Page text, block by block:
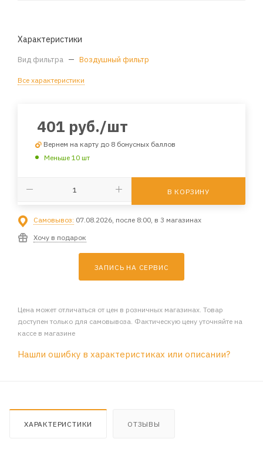
Характеристики
Вид фильтра — Воздушный фильтр
Все характеристики
401 руб./шт
Вернем на карту до 8 бонусных баллов
Меньше 10 шт
В КОРЗИНУ
Самовывоз: 07.08.2026, после 8:00, в 3 магазинах
Хочу в подарок
ЗАПИСЬ НА СЕРВИС
Цена может отличаться от цен в розничных магазинах. Товар
доступен только для самовывоза. Фактическую цену уточняйте на
кассе в магазине
Нашли ошибку в характеристиках или описании?
ХАРАКТЕРИСТИКИ ОТЗЫВЫ